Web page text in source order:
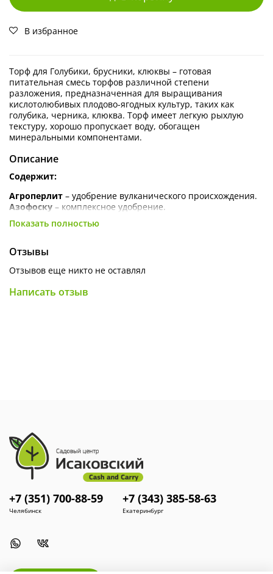
В избранное
Торф для Голубики, брусники, клюквы – готовая
питательная смесь торфов различной степени
разложения, предназначенная для выращивания
кислотолюбивых плодово-ягодных культур, таких как
голубика, черника, клюква. Торф имеет легкую рыхлую
текстуру, хорошо пропускает воду, обогащен
минеральными компонентами.
Описание
Содержит:
Агроперлит – удобрение вулканического происхождения.
Азофоску – комплексное удобрение.
Известняковую муку
Питательные вещества в форме доступной для растений:
(Р2О5) <100 мг/л.
Торфяной грунт для выращивания кислотолюбивых
черенков, посадки и пересадки растений, в качестве
Показать полностью
Отзывы
Отзывов еще никто не оставлял
Написать отзыв
+7 (351) 700-88-59
Челябинск
+7 (343) 385-58-63
Екатеринбург